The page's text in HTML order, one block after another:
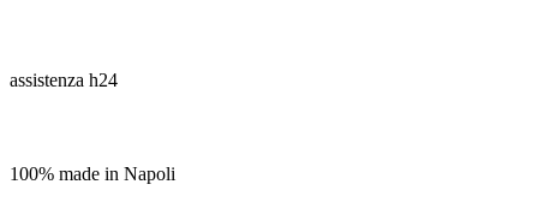
assistenza h24
100% made in Napoli